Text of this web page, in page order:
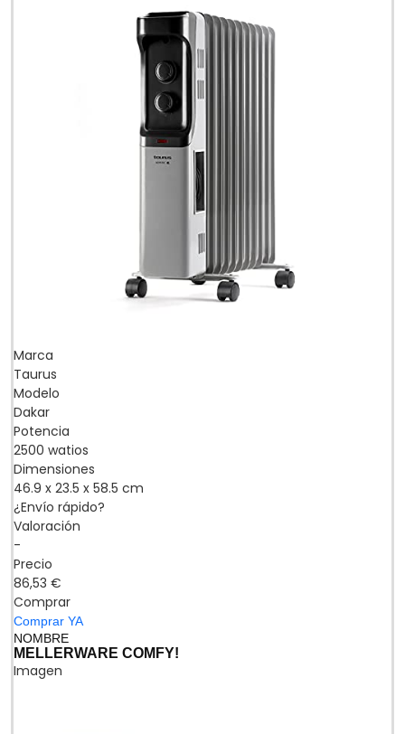
Marca
Taurus
Modelo
Dakar
Potencia
2500 watios
Dimensiones
46.9 x 23.5 x 58.5 cm
¿Envío rápido?
Valoración
-
Precio
86,53 €
Comprar
Comprar YA
NOMBRE
MELLERWARE COMFY!
Imagen